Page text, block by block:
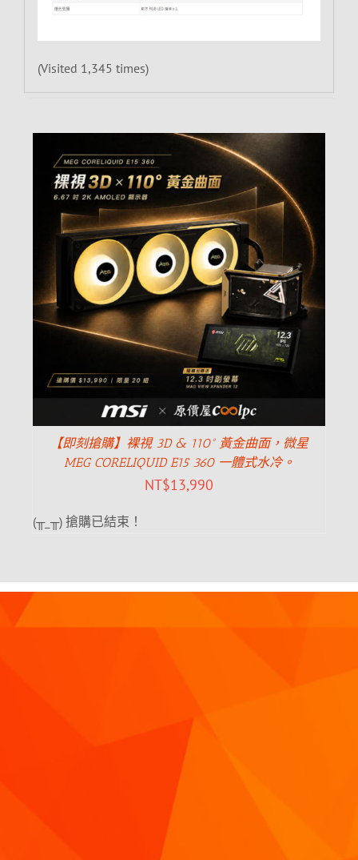
(Visited 1,345 times)
【即刻搶購】裸視 3D & 110° 黃金曲面，微星
MEG CORELIQUID E15 360 一體式水冷。
NT$13,990
(╥_╥) 搶購已結束！